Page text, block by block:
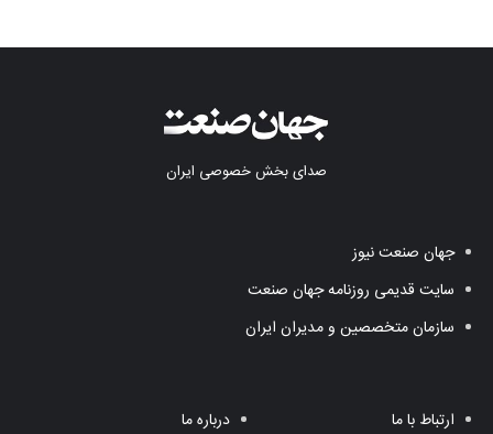
صدای بخش خصوصی ایران
جهان صنعت نیوز
سایت قدیمی روزنامه جهان صنعت
سازمان متخصصین و مدیران ایران
ارتباط با ما درباره ما